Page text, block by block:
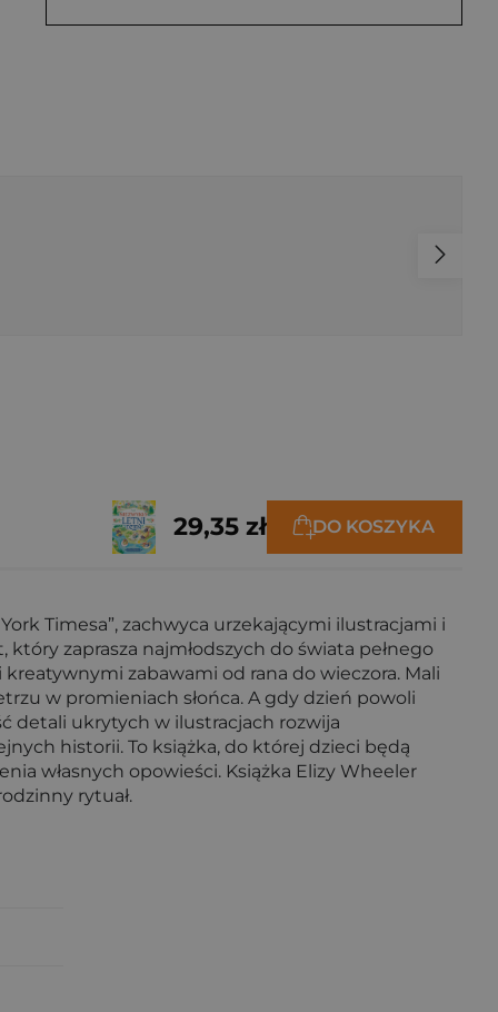
29,35 zł DO KOSZYKA
Timesa”, zachwyca urzekającymi ilustracjami i
zaprasza najmłodszych do świata pełnego
zabawami od rana do wieczora. Mali
w promieniach słońca. A gdy dzień powoli
detali ukrytych w ilustracjach rozwija
historii. To książka, do której dzieci będą
własnych opowieści. Książka Elizy Wheeler
rytuał.